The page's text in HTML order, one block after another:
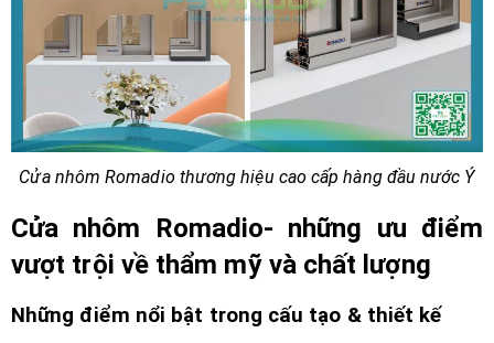
Cửa nhôm Romadio thương hiệu cao cấp hàng đầu nước Ý
Cửa nhôm Romadio- những ưu điểm
vượt trội về thẩm mỹ và chất lượng
Những điểm nổi bật trong cấu tạo & thiết kế